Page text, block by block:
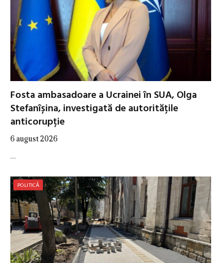
Fosta ambasadoare a Ucrainei în SUA, Olga
Stefanîșina, investigată de autoritățile
anticorupție
6 august 2026
…
POLITICĂ